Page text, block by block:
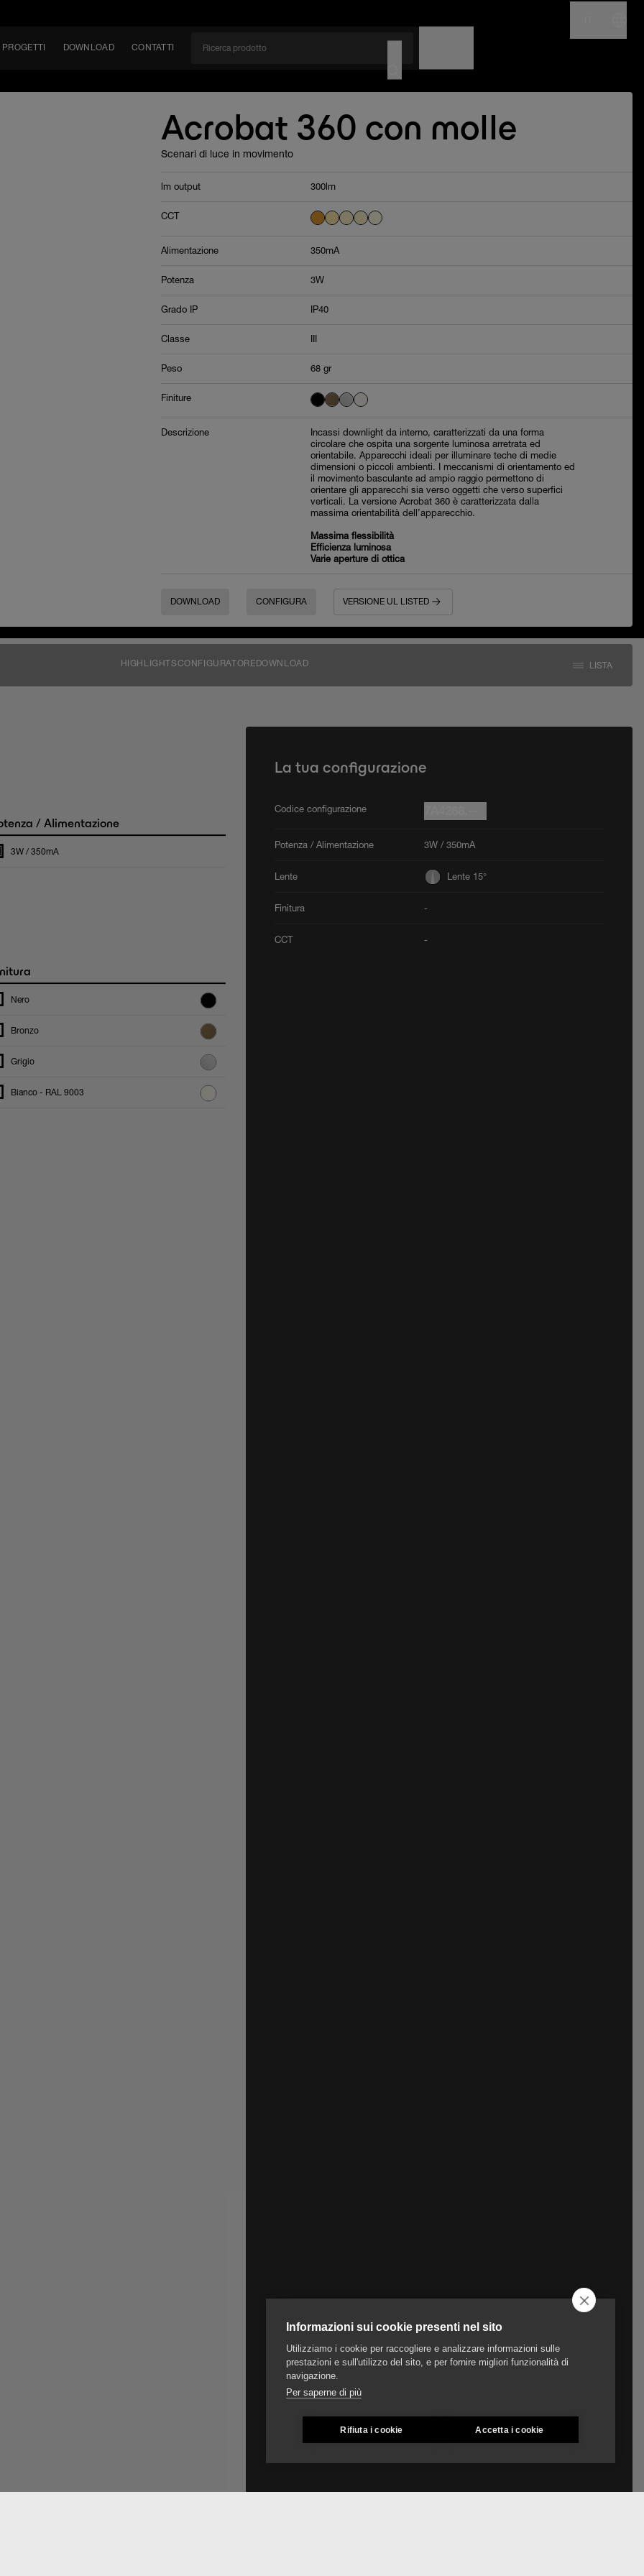
PROGETTI DOWNLOAD CONTATTI
NOME
Acrobat 360 con molle
Scenari di luce in movimento
lm output 300lm
CCT
Alimentazione 350mA
Potenza 3W
Grado IP IP40
Classe
Peso 68 gr
Finiture
Descrizione
Incassi downlight da interno, caratterizzati da una forma
circolare che ospita una sorgente luminosa arretrata ed
orientabile. Apparecchi ideali per illuminare teche di medie
dimensioni o piccoli ambienti. I meccanismi di orientamento ed
il movimento basculante ad ampio raggio permettono di
orientare gli apparecchi sia verso oggetti che verso superfici
verticali. La versione Acrobat 360 è caratterizzata dalla
massima orientabilità dell’apparecchio.
Massima flessibilità
Efficienza luminosa
Varie aperture di ottica
DOWNLOAD CONFIGURA VERSIONE UL LISTED
HIGHLIGHTSCONFIGURATORE DOWNLOAD LISTA
/ Alimentazione
3W / 350mA
Nero
Bronzo
Grigio
Bianco - RAL 9003
La tua configurazione
Codice configurazione
Potenza / Alimentazione 3W / 350mA
Lente Lente 15°
Finitura -
CCT -
Informazioni sui cookie presenti nel sito
Utilizziamo i cookie per raccogliere e analizzare informazioni sulle
prestazioni e sull'utilizzo del sito, e per fornire migliori funzionalità di
navigazione.
Per saperne di più
Rifiuta i cookie Accetta i cookie